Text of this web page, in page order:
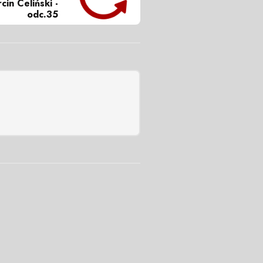
Celiński -
odc.35